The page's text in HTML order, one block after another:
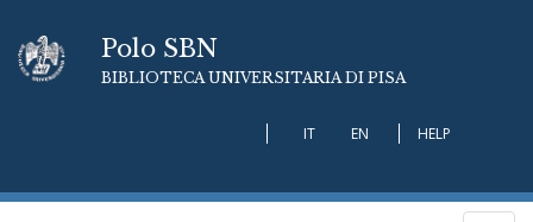
Polo SBN
BIBLIOTECA UNIVERSITARIA DI PISA
IT EN HELP